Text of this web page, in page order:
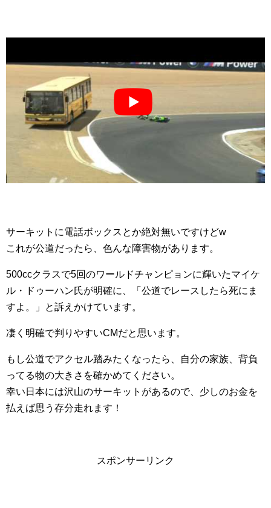
サーキットに電話ボックスとか絶対無いですけどw
これが公道だったら、色んな障害物があります。
500ccクラスで5回のワールドチャンピョンに輝いたマイケ
ル・ドゥーハン氏が明確に、「公道でレースしたら死にま
すよ。」と訴えかけています。
凄く明確で判りやすいCMだと思います。
もし公道でアクセル踏みたくなったら、自分の家族、背負
ってる物の大きさを確かめてください。
幸い日本には沢山のサーキットがあるので、少しのお金を
払えば思う存分走れます！
スポンサーリンク